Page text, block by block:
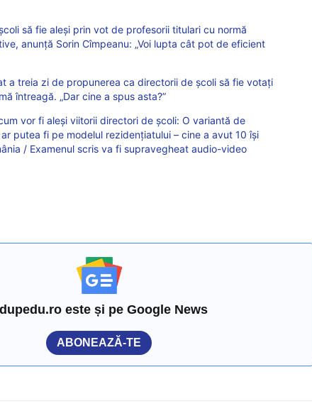
să fie aleși prin vot de profesorii titulari cu normă
anunță Sorin Cîmpeanu: „Voi lupta cât pot de eficient
a treia zi de propunerea ca directorii de școli să fie votați
întreagă. „Dar cine a spus asta?”
vor fi aleși viitorii directori de școli: O variantă de
putea fi pe modelul rezidențiatului – cine a avut 10 își
/ Examenul scris va fi supravegheat audio-video
este și pe Google News
ABONEAZĂ-TE